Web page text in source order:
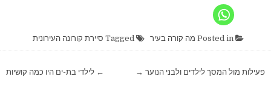
מה קורה בעיר סיירת קורונה העירונית
ניווט ← לילדי בת-ים היו כמה קושיות פעילות מול המסך לילדים ולבני הנוער →